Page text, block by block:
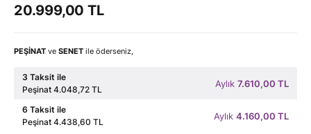
20.999,00 TL
PEŞİNAT ve SENET ile öderseniz,
3 Taksit ile
Peşinat 4.048,72 TL
Aylık 7.610,00 TL
6 Taksit ile
Peşinat 4.438,60 TL
Aylık 4.160,00 TL